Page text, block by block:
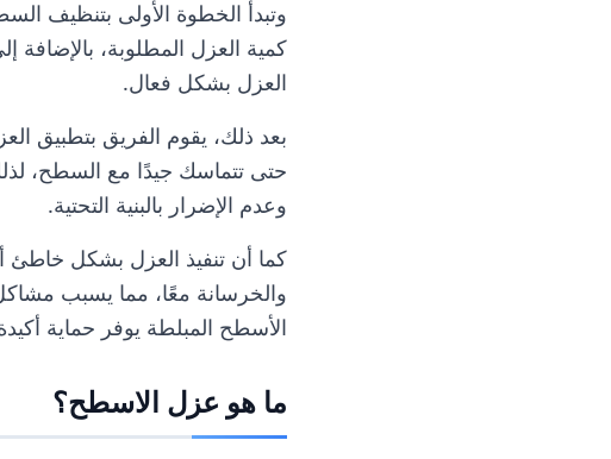
وتبدأ الخطوة الأولى بتنظيف
كمية العزل المطلوبة، بالإضافة
العزل بشكل فعال.
بعد ذلك، يقوم الفريق بتطبيق
حتى تتماسك جيدًا مع السطح،
وعدم الإضرار بالبنية التحتية.
كما أن تنفيذ العزل بشكل خاطئ
والخرسانة معًا، مما يسبب
الأسطح المبلطة يوفر حماية
ما هو عزل الاسطح؟